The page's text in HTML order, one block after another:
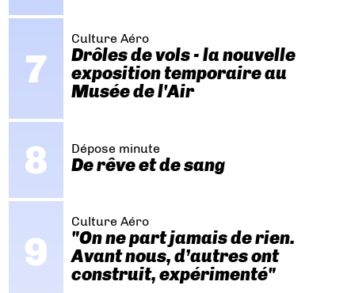
Culture Aéro
Drôles de vols - la nouvelle
exposition temporaire au
Musée de l'Air
Dépose minute
De rêve et de sang
Culture Aéro
"On ne part jamais de rien.
Avant nous, d’autres ont
construit, expérimenté"